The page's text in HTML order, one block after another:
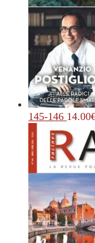
145-146 14.00